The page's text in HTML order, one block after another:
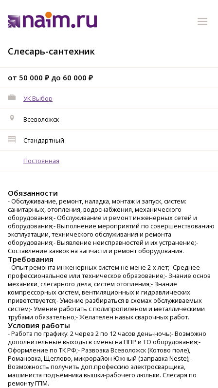
Слесарь-сантехник
от 50 000 ₽ до 60 000 ₽
УК Выбор
Всеволожск
Стандартный
Постоянная
Обязанности
- Обслуживание, ремонт, наладка, монтаж и запуск, систем:
санитарных, отопления, водоснабжения, механического
оборудования;- Обслуживание и ремонт инженерных сетей и
оборудования;- Выполнение мероприятий по совершенствованию
эксплуатации, технического обслуживания и ремонта
оборудования;- Выявление неисправностей и их устранение;-
Составление заявок на запчасти и ремонт оборудования.
Требования
- Опыт ремонта инженерных систем не мене 2-х лет;- Среднее
профессиональное или техническое образование;- Знание основ
механики, слесарного дела, систем отопления;- Знание
компрессорных систем, вентиляционных и гидравлических
приветствуется;- Умение разбираться в схемах обслуживаемых
систем;- Умение работать с полипропиленом и металлическими
трубами обязательно;- Желателен навык сварочных работ.
Условия работы
- Работа по графику: 2 через 2 по 12 часов день-ночь;- Возможно
дополнительные выходы в смены на ППР и ТО оборудования;-
Оформление по ТК РФ;- Развозка Всеволожск (Котово поле),
Романовка, Щеглово, микрорайон Южный (заправка Neste);-
Возможность получить доп.профессию электросварщика,
машиниста подъёмника вышки-рабочего люльки. Слесаря по
ремонту ГПМ.